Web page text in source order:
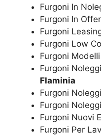
Furgoni In
Furgoni In
Furgoni
Furgoni Low
Furgoni Modelli
Furgoni
Flaminia
Furgoni
Furgoni
Furgoni Nuovi
Furgoni Per